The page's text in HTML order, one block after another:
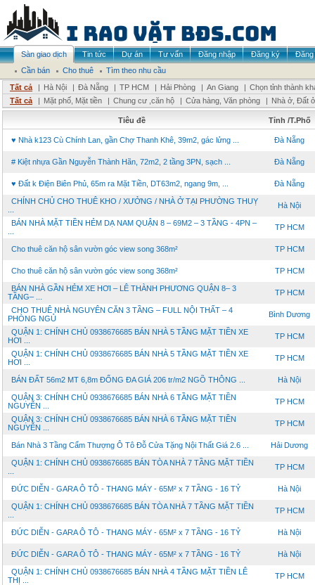
Sàn giao dịch Tin tức Dự án Tư vấn Đăng nhập Đăng ký
Đăng
Cần bán
Cho thuê
Tìm theo nhu cầu
Tất cả
| Hà Nội | Đà Nẵng | TP HCM | Hải Phòng | An Giang | Chọn tỉnh thành
Tất cả
| Mặt phố, Mặt tiền | Chung cư ,căn hộ | Cửa hàng, Văn phòng | Nhà ở, Đất ở
Tiêu đề Tỉnh /T.Phố
♥ Nhà k123 Cù Chính Lan, gần Chợ Thanh Khê, 39m2, gác lửng ... Đà Nẵng
# Kiệt nhựa Gần Nguyễn Thành Hãn, 72m2, 2 tầng 3PN, sạch ... Đà Nẵng
♥ Đất k Điện Biên Phủ, 65m ra Mặt Tiền, DT63m2, ngang 9m, ... Đà Nẵng
CHÍNH CHỦ CHO THUÊ KHO / XƯỞNG / NHÀ Ở TẠI PHƯỜNG THUỴ
Hà Nội
BÁN NHÀ MẶT TIỀN HẺM DẠ NAM QUẬN 8 – 69M2 – 3 TẦNG - 4PN –
TP HCM
Cho thuê căn hộ sân vườn góc view song 368m² TP HCM
Cho thuê căn hộ sân vườn góc view song 368m² TP HCM
BÁN NHÀ GẦN HẺM XE HƠI – LÊ THÀNH PHƯƠNG QUẬN 8– 3
TẦNG– ...
TP HCM
CHO THUÊ NHÀ NGUYÊN CĂN 3 TẦNG – FULL NỘI THẤT – 4
PHÒNG NGỦ
Bình Dương
QUẬN 1: CHÍNH CHỦ 0938676685 BÁN NHÀ 5 TẦNG MẶT TIỀN XE
HƠI ...
TP HCM
QUẬN 1: CHÍNH CHỦ 0938676685 BÁN NHÀ 5 TẦNG MẶT TIỀN XE
HƠI ...
TP HCM
BÁN ĐẤT 56m2 MT 6,8m ĐỐNG ĐA GIÁ 206 tr/m2 NGÕ THÔNG ... Hà Nội
QUẬN 3: CHÍNH CHỦ 0938676685 BÁN NHÀ 6 TẦNG MẶT TIỀN
NGUYỄN ...
TP HCM
QUẬN 3: CHÍNH CHỦ 0938676685 BÁN NHÀ 6 TẦNG MẶT TIỀN
NGUYỄN ...
TP HCM
Bán Nhà 3 Tầng Cẩm Thượng Ô Tô Đỗ Cửa Tặng Nội Thất Giá 2.6 ... Hải Dương
QUẬN 1: CHÍNH CHỦ 0938676685 BÁN TÒA NHÀ 7 TẦNG MẶT TIỀN
TP HCM
ĐỨC DIỄN - GARA Ô TÔ - THANG MÁY - 65M² x 7 TẦNG - 16 TỶ Hà Nội
QUẬN 1: CHÍNH CHỦ 0938676685 BÁN TÒA NHÀ 7 TẦNG MẶT TIỀN
TP HCM
ĐỨC DIỄN - GARA Ô TÔ - THANG MÁY - 65M² x 7 TẦNG - 16 TỶ Hà Nội
ĐỨC DIỄN - GARA Ô TÔ - THANG MÁY - 65M² x 7 TẦNG - 16 TỶ Hà Nội
QUẬN 1: CHÍNH CHỦ 0938676685 BÁN NHÀ 4 TẦNG MẶT TIỀN LÊ
THỊ ...
TP HCM